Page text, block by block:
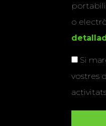
o
Si
vostres